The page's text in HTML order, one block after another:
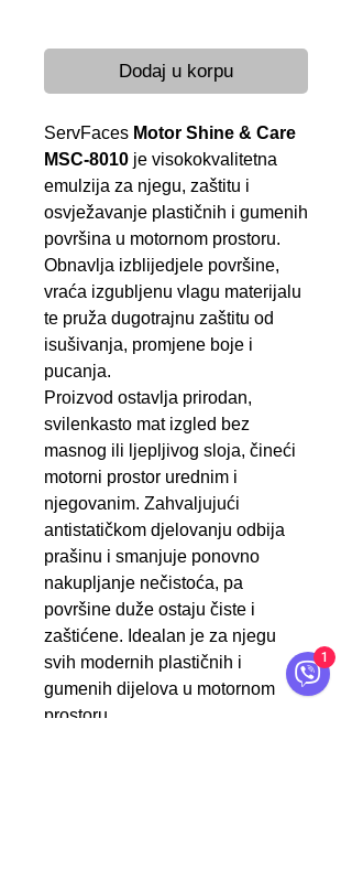
Dodaj u korpu
ServFaces Motor Shine & Care
MSC-8010 je visokokvalitetna
emulzija za njegu, zaštitu i
osvježavanje plastičnih i gumenih
površina u motornom prostoru.
Obnavlja izblijedjele površine,
vraća izgubljenu vlagu materijalu
te pruža dugotrajnu zaštitu od
isušivanja, promjene boje i
pucanja.
Proizvod ostavlja prirodan,
svilenkasto mat izgled bez
masnog ili ljepljivog sloja, čineći
motorni prostor urednim i
njegovanim. Zahvaljujući
antistatičkom djelovanju odbija
prašinu i smanjuje ponovno
nakupljanje nečistoća, pa
površine duže ostaju čiste i
zaštićene. Idealan je za njegu
svih modernih plastičnih i
gumenih dijelova u motornom
prostoru.
1